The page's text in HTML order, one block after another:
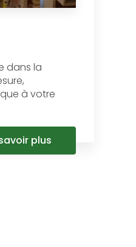
dans la
à votre
plus